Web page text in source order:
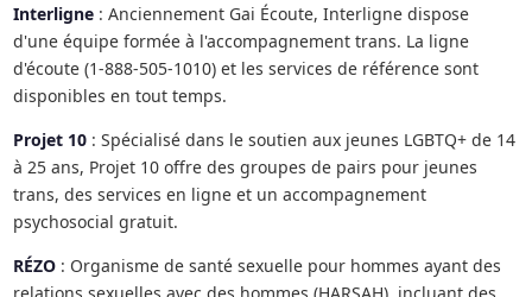
Interligne : Anciennement Gai Écoute, Interligne dispose
d'une équipe formée à l'accompagnement trans. La ligne
d'écoute (1-888-505-1010) et les services de référence sont
disponibles en tout temps.
Projet 10 : Spécialisé dans le soutien aux jeunes LGBTQ+ de 14
à 25 ans, Projet 10 offre des groupes de pairs pour jeunes
trans, des services en ligne et un accompagnement
psychosocial gratuit.
RÉZO : Organisme de santé sexuelle pour hommes ayant des
relations sexuelles avec des hommes (HARSAH), incluant des